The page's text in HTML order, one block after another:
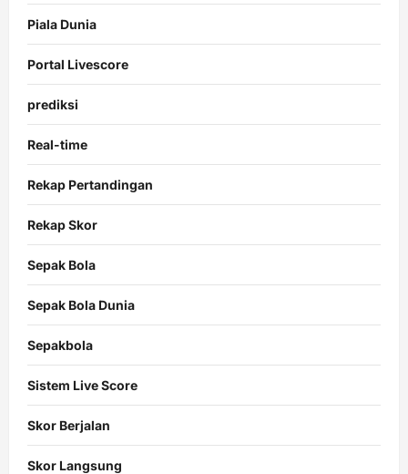
Piala Dunia
Portal Livescore
prediksi
Real-time
Rekap Pertandingan
Rekap Skor
Sepak Bola
Sepak Bola Dunia
Sepakbola
Sistem Live Score
Skor Berjalan
Skor Langsung